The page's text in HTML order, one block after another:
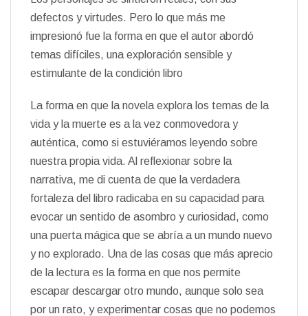
defectos y virtudes. Pero lo que más me
impresionó fue la forma en que el autor abordó
temas difíciles, una exploración sensible y
estimulante de la condición libro
La forma en que la novela explora los temas de la
vida y la muerte es a la vez conmovedora y
auténtica, como si estuviéramos leyendo sobre
nuestra propia vida. Al reflexionar sobre la
narrativa, me di cuenta de que la verdadera
fortaleza del libro radicaba en su capacidad para
evocar un sentido de asombro y curiosidad, como
una puerta mágica que se abría a un mundo nuevo
y no explorado. Una de las cosas que más aprecio
de la lectura es la forma en que nos permite
escapar descargar otro mundo, aunque solo sea
por un rato, y experimentar cosas que no podemos